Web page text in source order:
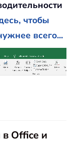
чтобы
всего...
в Office и